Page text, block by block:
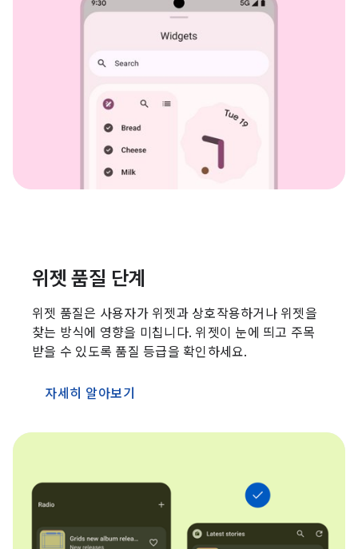
위젯 품질 단계
위젯 품질은 사용자가 위젯과 상호작용하거나 위젯을
찾는 방식에 영향을 미칩니다. 위젯이 눈에 띄고 주목
받을 수 있도록 품질 등급을 확인하세요.
자세히 알아보기